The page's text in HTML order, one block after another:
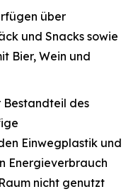
über
und Snacks sowie
Bier, Wein und
des
Einwegplastik und
Energieverbrauch
nicht genutzt